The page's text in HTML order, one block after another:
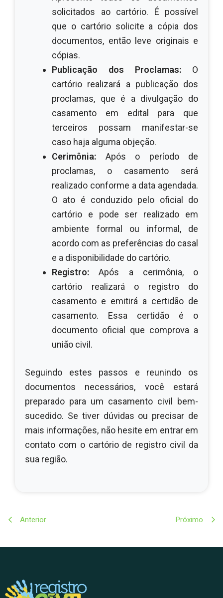
solicitados ao cartório. É possível
que o cartório solicite a cópia dos
documentos, então leve originais e
cópias.
Publicação dos Proclamas: O
cartório realizará a publicação dos
proclamas, que é a divulgação do
casamento em edital para que
terceiros possam manifestar-se
caso haja alguma objeção.
Cerimônia: Após o período de
proclamas, o casamento será
realizado conforme a data agendada.
O ato é conduzido pelo oficial do
cartório e pode ser realizado em
ambiente formal ou informal, de
acordo com as preferências do casal
e a disponibilidade do cartório.
Registro: Após a cerimônia, o
cartório realizará o registro do
casamento e emitirá a certidão de
casamento. Essa certidão é o
documento oficial que comprova a
união civil.
Seguindo estes passos e reunindo os
documentos necessários, você estará
preparado para um casamento civil bem-
sucedido. Se tiver dúvidas ou precisar de
mais informações, não hesite em entrar em
contato com o cartório de registro civil da
sua região.
Anterior Próximo